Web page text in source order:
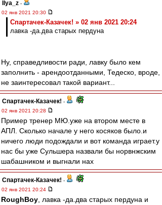
Ilya_z -
02 янв 2021 20:30
Спартачек-Казачек! » 02 янв 2021 20:24
лавка -да.два старых пердуна
Ну, справедливости ради, лавку было кем
заполнить - арендоотданными, Тедеско, вроде,
не заинтересовал такой вариант...
Спартачек-Казачек! -
02 янв 2021 20:28
Пример тренер МЮ.уже на втором месте в
АПЛ. Сколько начале у него косяков было.и
ничего люди подождали и вот команда играет.у
нас бы уже Сульшера назвали бы норвнжским
шабашником и выгнали нах
Спартачек-Казачек! -
02 янв 2021 20:24
RoughBoy , лавка -да.два старых пердуна и